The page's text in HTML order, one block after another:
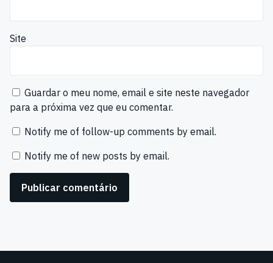
Site
Guardar o meu nome, email e site neste navegador
para a próxima vez que eu comentar.
Notify me of follow-up comments by email.
Notify me of new posts by email.